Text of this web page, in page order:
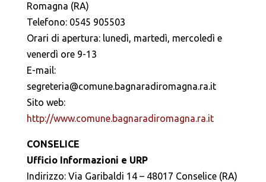
Romagna (RA)
Telefono: 0545 905503
Orari di apertura: lunedì, martedì, mercoledì e
venerdì ore 9-13
E-mail:
segreteria@comune.bagnaradiromagna.ra.it
Sito web:
http://www.comune.bagnaradiromagna.ra.it
CONSELICE
Ufficio Informazioni e URP
Indirizzo: Via Garibaldi 14 – 48017 Conselice (RA)